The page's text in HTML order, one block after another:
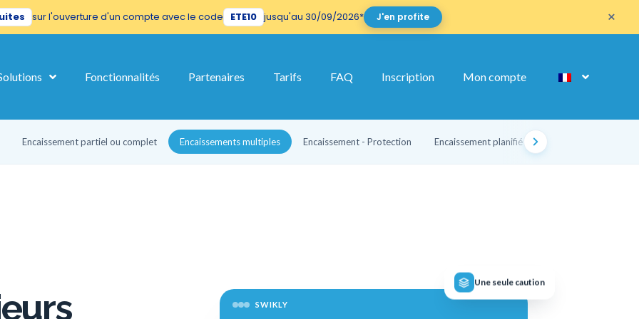
this site before bothering you, but we'd like to accompany you during
Accept No, Thanks
sur l'ouverture d'un compte avec le code ETE10 jusqu'au 30/09/2026* J'en profite ×
Fonctionnalités Partenaires Tarifs FAQ Inscription Mon compte
Encaissement partiel ou complet Encaissements multiples Encaissement - Protection Encaissement planifié
SWIKLY
Une seule caution